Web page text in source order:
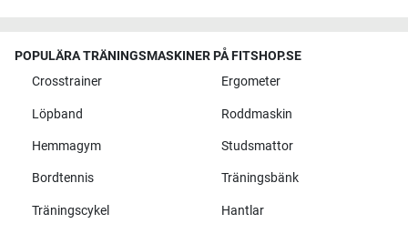
POPULÄRA TRÄNINGSMASKINER PÅ FITSHOP.SE
Crosstrainer
Ergometer
Löpband Roddmaskin
Hemmagym Studsmattor
Bordtennis Träningsbänk
Träningscykel Hantlar